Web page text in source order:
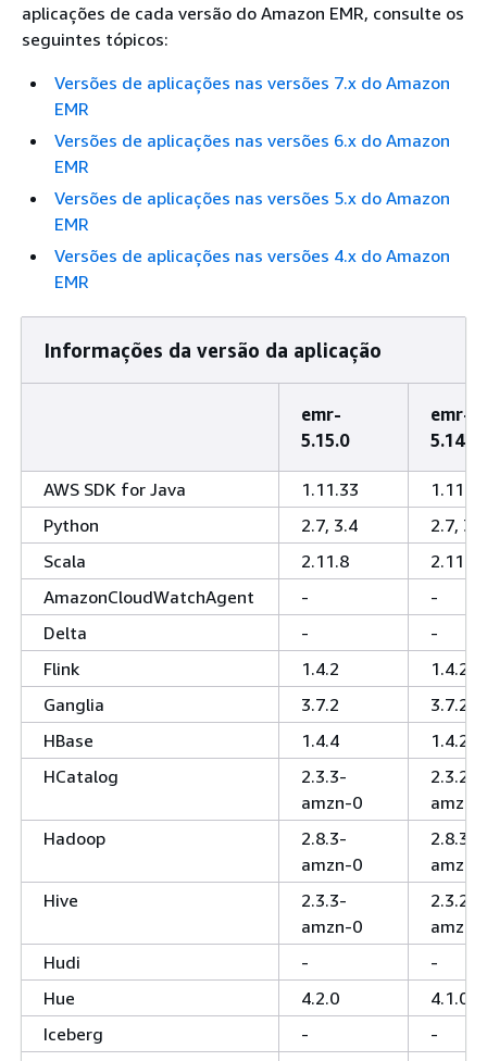
aplicações de cada versão do Amazon EMR, consulte os
seguintes tópicos:
Versões de aplicações nas versões 7.x do Amazon
EMR
Versões de aplicações nas versões 6.x do Amazon
EMR
Versões de aplicações nas versões 5.x do Amazon
EMR
Versões de aplicações nas versões 4.x do Amazon
EMR
Informações da versão da aplicação
emr-
5.15.0
emr-
5.14.2
AWS SDK for Java 1.11.33
Python
2.7, 3.4
2.7, 3.4
Scala
2.11.8
2.11.8
AmazonCloudWatchAgent
-
-
Delta
-
-
Flink
1.4.2
1.4.2
Ganglia
3.7.2
3.7.2
HBase
1.4.4
1.4.2
HCatalog
2.3.3-
amzn-0
2.3.2-
amzn-
Hadoop
2.8.3-
amzn-0
2.8.3-
amzn-
Hive
2.3.3-
amzn-0
2.3.2-
amzn-
Hudi
-
-
Hue
4.2.0
4.1.0
Iceberg
-
-